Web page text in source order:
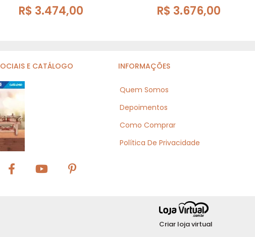
R$ 3.474,00 R$ 3.676,00
E CATÁLOGO INFORMAÇÕES
Quem Somos
Depoimentos
Como Comprar
Política De Privacidade
Criar loja virtual